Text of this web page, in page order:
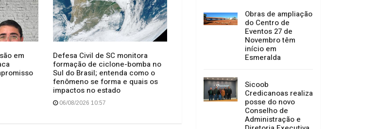
em
Defesa Civil de SC monitora
formação de ciclone-bomba no
Sul do Brasil; entenda como o
fenômeno se forma e quais os
impactos no estado
06/08/2026 10:57
Agosto Lilás: Promotor de
contra as mulheres na Comarca
de Campo Belo do Sul
06/08/2026 09:41
Obras de ampliação
do Centro de
Eventos 27 de
Novembro têm
início em
Esmeralda
Sicoob
Credicanoas realiza
posse do novo
Conselho de
Administração e